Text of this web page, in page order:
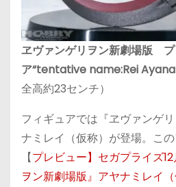
ヱヴァンゲリヲン新劇場版 プ
ア“tentative name:Rei
全高約23センチ）
フィギュアでは『ヱヴァンゲ
ナミレイ（仮称）が登場。こ
【プレビュー】セガプライズ
ヲン新劇場版』アヤナミレイ